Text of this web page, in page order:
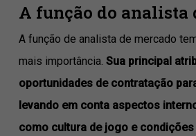
A função do analista
A função de analista de mercado
mais importância. Sua principal
oportunidades de contratação
levando em conta aspectos
como cultura de jogo e